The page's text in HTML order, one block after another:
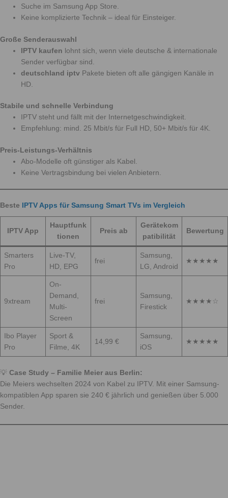
Suche im Samsung App Store.
Keine komplizierte Technik – ideal für Einsteiger.
Große Senderauswahl
IPTV kaufen lohnt sich, wenn viele deutsche & internationale
Sender verfügbar sind.
deutschland iptv Pakete bieten oft alle gängigen Kanäle in
HD.
Stabile und schnelle Verbindung
IPTV steht und fällt mit der Internetgeschwindigkeit.
Empfehlung: mind. 25 Mbit/s für Full HD, 50+ Mbit/s für 4K.
Preis-Leistungs-Verhältnis
Abo-Modelle oft günstiger als Kabel.
Keine Vertragsbindung bei vielen Anbietern.
Beste IPTV Apps für Samsung Smart TVs im Vergleich
IPTV App
Hauptfunk
tionen
Preis ab
Gerätekom
patibilität
Bewertung
Smarters
Pro
Live-TV,
HD, EPG
frei
Samsung,
LG, Android
★★★★★
9xtream
On-
Demand,
Multi-
Screen
frei
Samsung,
Firestick
★★★★☆
Ibo Player
Pro
Sport &
Filme, 4K
14,99 €
Samsung,
iOS
★★★★★
💡 Case Study – Familie Meier aus Berlin:
Die Meiers wechselten 2024 von Kabel zu IPTV. Mit einer Samsung-
kompatiblen App sparen sie 240 € jährlich und genießen über 5.000
Sender.